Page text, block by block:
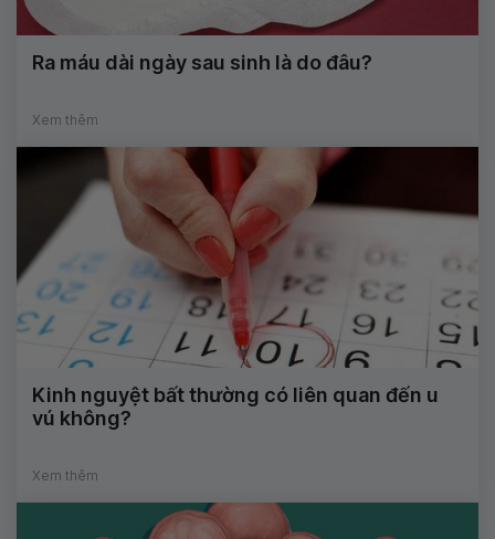
Ra máu dài ngày sau sinh là do đâu?
Xem thêm
Kinh nguyệt bất thường có liên quan đến u
vú không?
Xem thêm